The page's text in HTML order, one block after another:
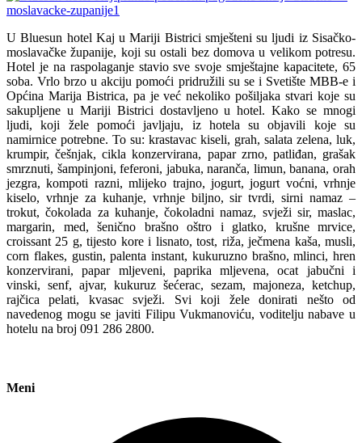
U Bluesun hotel Kaj u Mariji Bistrici smješteni su ljudi iz Sisačko-
moslavačke županije, koji su ostali bez domova u velikom potresu.
Hotel je na raspolaganje stavio sve svoje smještajne kapacitete, 65
soba. Vrlo brzo u akciju pomoći pridružili su se i Svetište MBB-e i
Općina Marija Bistrica, pa je već nekoliko pošiljaka stvari koje su
sakupljene u Mariji Bistrici dostavljeno u hotel. Kako se mnogi
ljudi, koji žele pomoći javljaju, iz hotela su objavili koje su
namirnice potrebne. To su: krastavac kiseli, grah, salata zelena, luk,
krumpir, češnjak, cikla konzervirana, papar zrno, patliđan, grašak
smrznuti, šampinjoni, feferoni, jabuka, naranča, limun, banana, orah
jezgra, kompoti razni, mlijeko trajno, jogurt, jogurt voćni, vrhnje
kiselo, vrhnje za kuhanje, vrhnje biljno, sir tvrdi, sirni namaz –
trokut, čokolada za kuhanje, čokoladni namaz, svježi sir, maslac,
margarin, med, šenično brašno oštro i glatko, krušne mrvice,
croissant 25 g, tijesto kore i lisnato, tost, riža, ječmena kaša, musli,
corn flakes, gustin, palenta instant, kukuruzno brašno, mlinci, hren
konzervirani, papar mljeveni, paprika mljevena, ocat jabučni i
vinski, senf, ajvar, kukuruz šećerac, sezam, majoneza, ketchup,
rajčica pelati, kvasac svježi. Svi koji žele donirati nešto od
navedenog mogu se javiti Filipu Vukmanoviću, voditelju nabave u
hotelu na broj 091 286 2800.
Meni